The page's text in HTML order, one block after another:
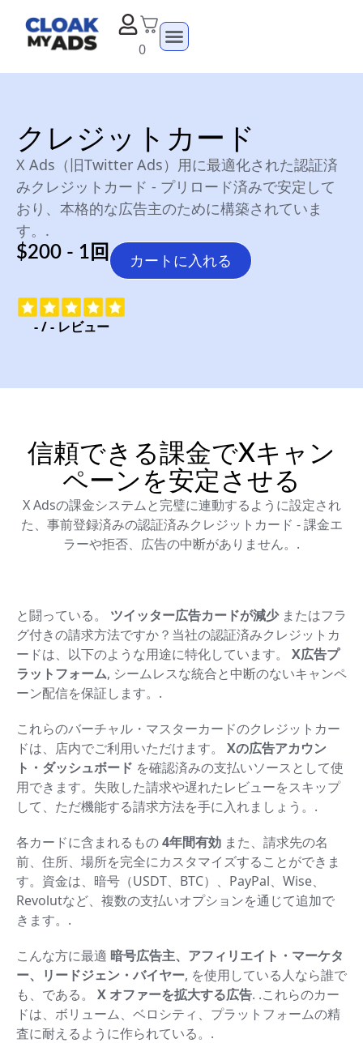
0
クレジットカード
X Ads（旧Twitter Ads）用に最適化された認証済
みクレジットカード - プリロード済みで安定して
おり、本格的な広告主のために構築されていま
す。.
$200 - 1回
カートに入れる
-/- レビュー
信頼できる課金でXキャン
ペーンを安定させる
X Adsの課金システムと完璧に連動するように設定され
た、事前登録済みの認証済みクレジットカード - 課金エ
ラーや拒否、広告の中断がありません。.
と闘っている。 ツイッター広告カードが減少またはフラ
グ付きの請求方法ですか？当社の認証済みクレジットカ
ードは、以下のような用途に特化しています。 X広告プ
ラットフォーム, シームレスな統合と中断のないキャンペ
ーン配信を保証します。.
これらのバーチャル・マスターカードのクレジットカー
ドは、店内でご利用いただけます。 Xの広告アカウン
ト・ダッシュボード を確認済みの支払いソースとして使
用できます。失敗した請求や遅れたレビューをスキップ
して、ただ機能する請求方法を手に入れましょう。.
各カードに含まれるもの4年間有効 また、請求先の名
前、住所、場所を完全にカスタマイズすることができま
す。資金は、暗号（USDT、BTC）、PayPal、Wise、
Revolutなど、複数の支払いオプションを通じて追加で
きます。.
こんな方に最適 暗号広告主、アフィリエイト・マーケタ
ー、リードジェン・バイヤー, を使用している人なら誰で
も、である。 X オファーを拡大する広告. .これらのカー
ドは、ボリューム、ベロシティ、プラットフォームの精
査に耐えるように作られている。.